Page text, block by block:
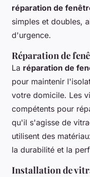
réparation de
simples et doubles,
d'urgence.
Réparation de
La réparation de
pour maintenir
votre domicile. Les
compétents pour
qu'il s'agisse de
utilisent des
la durabilité et la
Installation de